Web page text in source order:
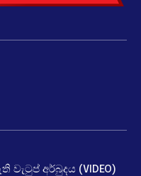
අර්බුදය (VIDEO)